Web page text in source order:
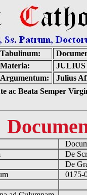
Tabulinum:
Materia:
Argumentum:
Julius
ac Beata Semper
De
De
0175-